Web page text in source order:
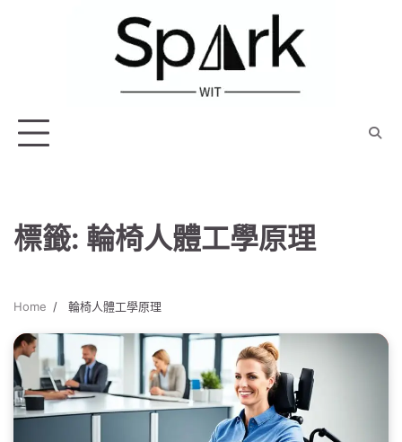
標籤: 輪椅人體工學原理
Home 輪椅人體工學原理